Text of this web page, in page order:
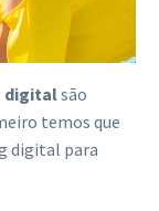
digitalsão
temos que
digital para